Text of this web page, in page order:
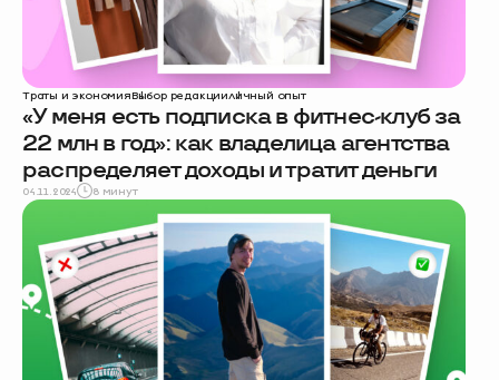
Траты и экономияВыбор редакцииличный опыт
«У меня есть подписка в фитнес-клуб за
22 млн в год»: как владелица агентства
распределяет доходы и тратит деньги
04.11.2024 8 минут